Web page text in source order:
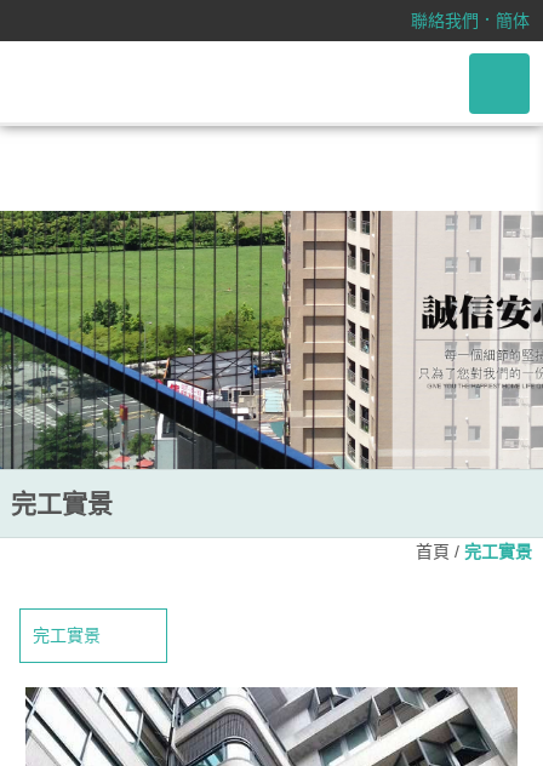
聯絡我們 ． 簡体
完工實景
完工實景
首頁 /完工實景
完工實景